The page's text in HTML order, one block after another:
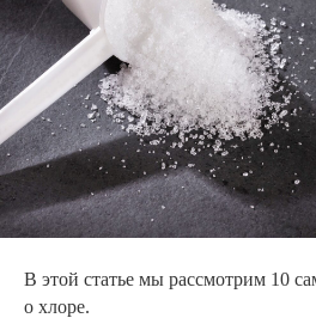
В этой статье мы рассмотрим 10
о хлоре.